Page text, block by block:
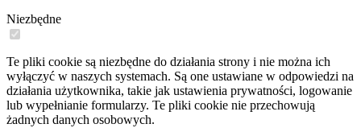
Niezbędne
Te pliki cookie są niezbędne do działania strony i nie można ich
wyłączyć w naszych systemach. Są one ustawiane w odpowiedzi na
działania użytkownika, takie jak ustawienia prywatności, logowanie
lub wypełnianie formularzy. Te pliki cookie nie przechowują
żadnych danych osobowych.